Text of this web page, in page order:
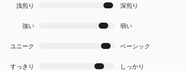
浅煎り 深煎り
強い 弱い
ユニーク ベーシック
すっきり しっかり